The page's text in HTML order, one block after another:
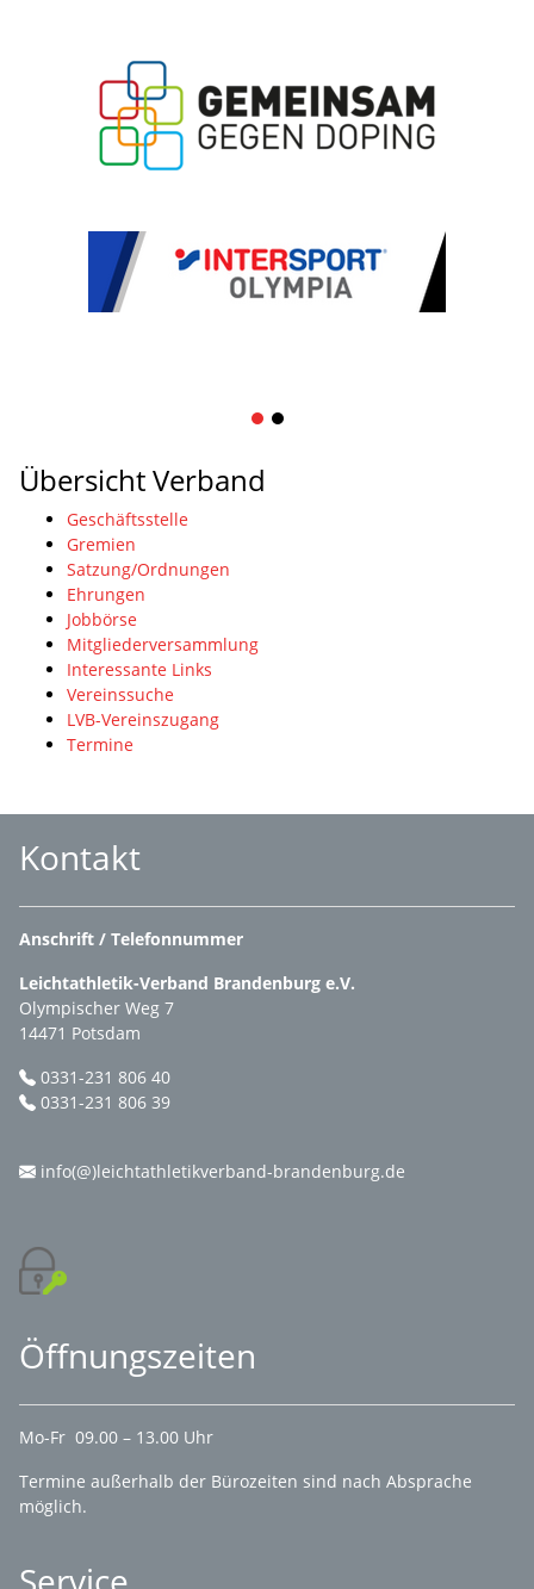
1 2
Übersicht Verband
Geschäftsstelle
Gremien
Satzung/Ordnungen
Ehrungen
Jobbörse
Mitgliederversammlung
Interessante Links
Vereinssuche
LVB-Vereinszugang
Termine
Kontakt
Anschrift / Telefonnummer
Leichtathletik-Verband Brandenburg e.V.
Olympischer Weg 7
14471 Potsdam
0331-231 806 40
0331-231 806 39
info(@)leichtathletikverband-brandenburg.de
Öffnungszeiten
Mo-Fr 09.00 – 13.00 Uhr
Termine außerhalb der Bürozeiten sind nach Absprache
möglich.